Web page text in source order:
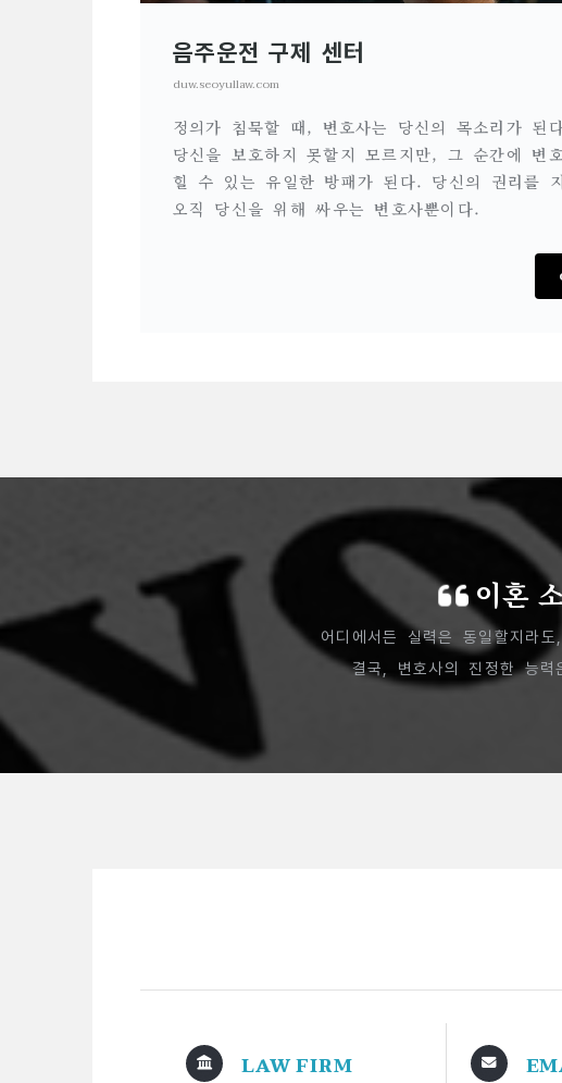
음주운전 구제 센터
duw.seoyullaw.com
정의가 침묵할 때, 변호사는 당신의 목소리가 된
당신을 보호하지 못할지 모르지만, 그 순간에 변
힐 수 있는 유일한 방패가 된다. 당신의 권리를
오직 당신을 위해 싸우는 변호사뿐이다.
이혼
어디에서든 실력은 동일할지라
결국, 변호사의 진정한 능
LAW FIRM